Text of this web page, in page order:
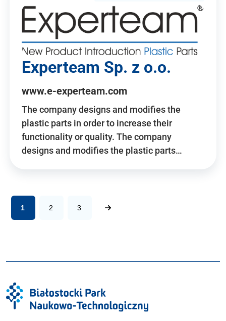
Experteam Sp. z o.o.
www.e-experteam.com
The company designs and modifies the
plastic parts in order to increase their
functionality or quality. The company
designs and modifies the plastic parts…
1 2 3